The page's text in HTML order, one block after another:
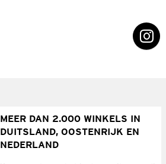
MEER DAN 2.000 WINKELS IN
DUITSLAND, OOSTENRIJK EN
NEDERLAND